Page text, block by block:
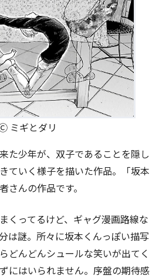
ミギとダリ
た少年が、双子であることを隠し
ていく様子を描いた作品。「坂本
さんの作品です。
くってるけど、ギャグ漫画路線な
は謎。所々に坂本くんっぽい描写
どんどんシュールな笑いが出てく
にはいられません。序盤の期待感